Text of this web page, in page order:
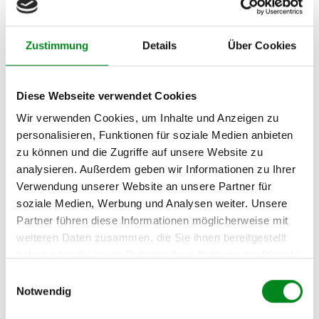
Zustimmung Details Über Cookies
Diese Webseite verwendet Cookies
Wir verwenden Cookies, um Inhalte und Anzeigen zu
personalisieren, Funktionen für soziale Medien anbieten
zu können und die Zugriffe auf unsere Website zu
analysieren. Außerdem geben wir Informationen zu Ihrer
Verwendung unserer Website an unsere Partner für
soziale Medien, Werbung und Analysen weiter. Unsere
Partner führen diese Informationen möglicherweise mit
weiteren Daten zusammen, die Sie ihnen bereitgestellt
Notwendig
Hersteller/EU Verantwortliche
Person
Unternehmensname:
TMC Turbolader Manufaktur Coesfeld
Adresse:
Am Wasserturm 55, Coesfeld, NRW, 48653, DE
E-Mail:
info@tmc-turbo.de
Telefon:
02541/8483601
Aufbereitungsprozess unserer